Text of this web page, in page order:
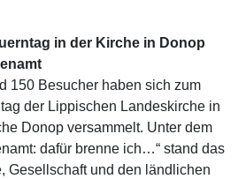
in der Kirche in Donop
150 Besucher haben sich zum
der Lippischen Landeskirche in
Donop versammelt. Unter dem
dafür brenne ich…“ stand das
Gesellschaft und den ländlichen